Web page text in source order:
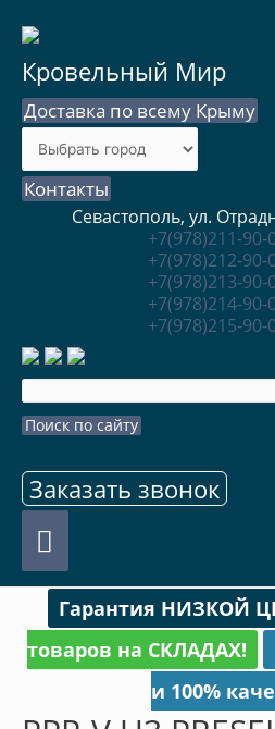
Кровельный Мир
Доставка по всему Крыму
Контакты
Севастополь, ул.
+7(978)211-90-
+7(978)212-90-
+7(978)213-90-
+7(978)214-90-
+7(978)215-90-
Заказать звонок
Главное
меню
Гарантия НИЗКОЙ
товаров на СКЛАДАХ!
и 100%